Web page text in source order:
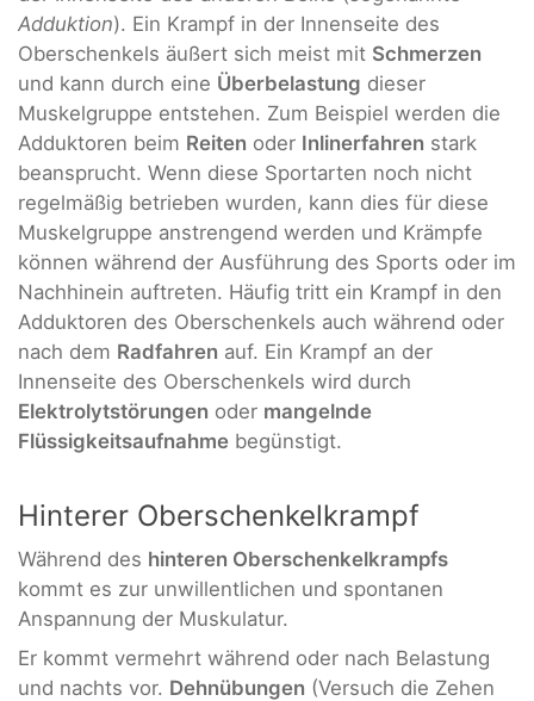
Adduktion). Ein Krampf in der Innenseite des
Oberschenkels äußert sich meist mit Schmerzen
und kann durch eine Überbelastung dieser
Muskelgruppe entstehen. Zum Beispiel werden die
Adduktoren beim Reiten oder Inlinerfahren stark
beansprucht. Wenn diese Sportarten noch nicht
regelmäßig betrieben wurden, kann dies für diese
Muskelgruppe anstrengend werden und Krämpfe
können während der Ausführung des Sports oder im
Nachhinein auftreten. Häufig tritt ein Krampf in den
Adduktoren des Oberschenkels auch während oder
nach dem Radfahren auf. Ein Krampf an der
Innenseite des Oberschenkels wird durch
Elektrolytstörungen oder mangelnde
Flüssigkeitsaufnahme begünstigt.
Hinterer Oberschenkelkrampf
Während des hinteren Oberschenkelkrampfs
kommt es zur unwillentlichen und spontanen
Anspannung der Muskulatur.
Er kommt vermehrt während oder nach Belastung
und nachts vor. Dehnübungen (Versuch die Zehen